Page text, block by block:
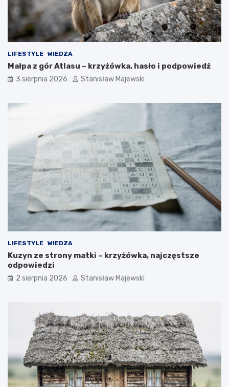
LIFESTYLE WIEDZA
Małpa z gór Atlasu – krzyżówka, hasło i podpowiedź
3 sierpnia 2026 Stanisław Majewski
LIFESTYLE WIEDZA
Kuzyn ze strony matki – krzyżówka, najczęstsze
odpowiedzi
2 sierpnia 2026 Stanisław Majewski